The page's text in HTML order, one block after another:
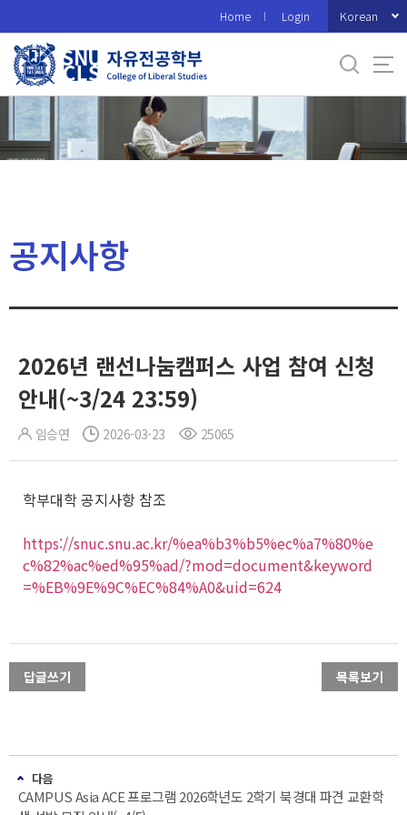
로
메
Home Login Korean
공지사항
2026년 랜선나눔캠퍼스 사업 참여 신청
안내(~3/24 23:59)
임승연 2026-03-23 25065
학부대학 공지사항 참조
https://snuc.snu.ac.kr/%ea%b3%b5%ec%a7%80%e
c%82%ac%ed%95%ad/?mod=document&keyword
=%EB%9E%9C%EC%84%A0&uid=624
답글쓰기 목록보기
다음
CAMPUS Asia ACE 프로그램 2026학년도 2학기 북경대 파견 교환학